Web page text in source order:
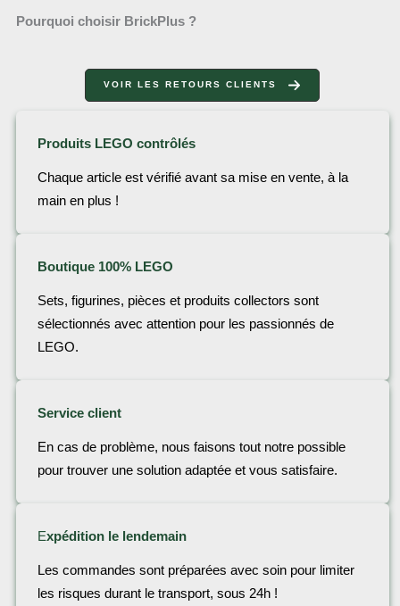
Pourquoi choisir BrickPlus ?
VOIR LES RETOURS CLIENTS
Produits LEGO contrôlés
Chaque article est vérifié avant sa mise en vente, à la
main en plus !
Boutique 100% LEGO
Sets, figurines, pièces et produits collectors sont
sélectionnés avec attention pour les passionnés de
LEGO.
Service client
En cas de problème, nous faisons tout notre possible
pour trouver une solution adaptée et vous satisfaire.
Expédition le lendemain
Les commandes sont préparées avec soin pour limiter
les risques durant le transport, sous 24h !